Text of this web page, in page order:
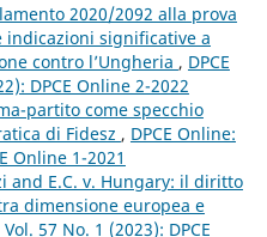
2020/2092 alla prova
significative a
contro l’Ungheria , DPCE
DPCE Online 2-2022
partito come specchio
di Fidesz , DPCE Online:
Online 1-2021
and E.C. v. Hungary: il diritto
dimensione europea e
57 No. 1 (2023): DPCE